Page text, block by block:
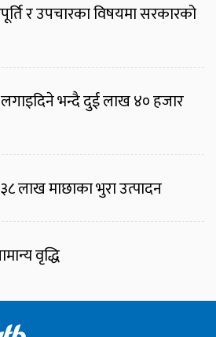
र उपचारका विषयमा सरकारको
भन्दै दुई लाख ४० हजार
लाख माछाका भुरा उत्पादन
वृद्धि